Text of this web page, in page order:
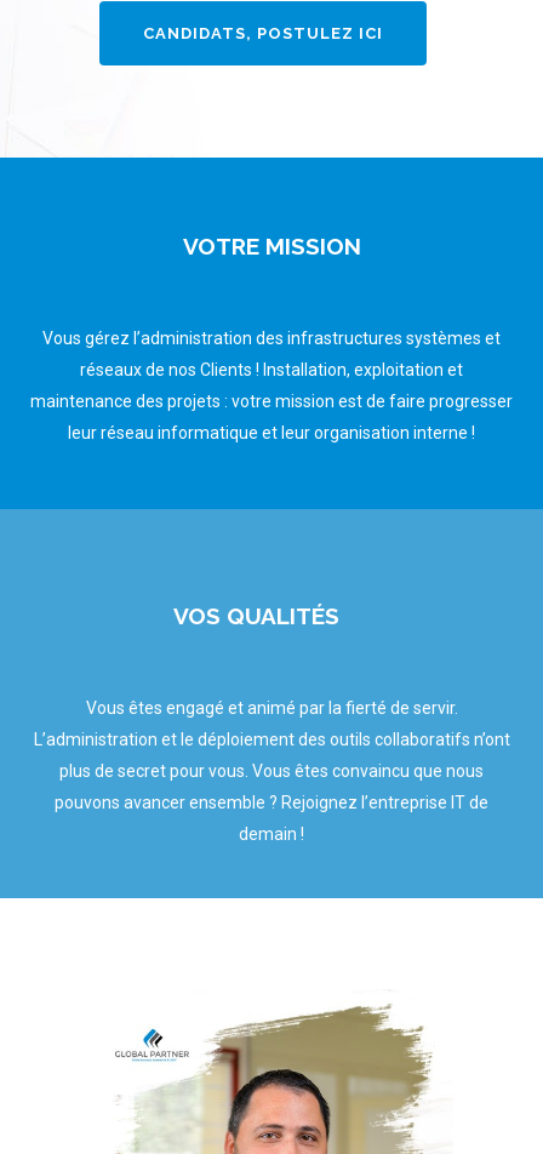
CANDIDATS, POSTULEZ ICI
VOTRE MISSION
Vous gérez l’administration des infrastructures systèmes et
réseaux de nos Clients ! Installation, exploitation et
maintenance des projets : votre mission est de faire progresser
leur réseau informatique et leur organisation interne !
VOS QUALITÉS
Vous êtes engagé et animé par la fierté de servir.
L’administration et le déploiement des outils collaboratifs n’ont
plus de secret pour vous. Vous êtes convaincu que nous
pouvons avancer ensemble ? Rejoignez l’entreprise IT de
demain !